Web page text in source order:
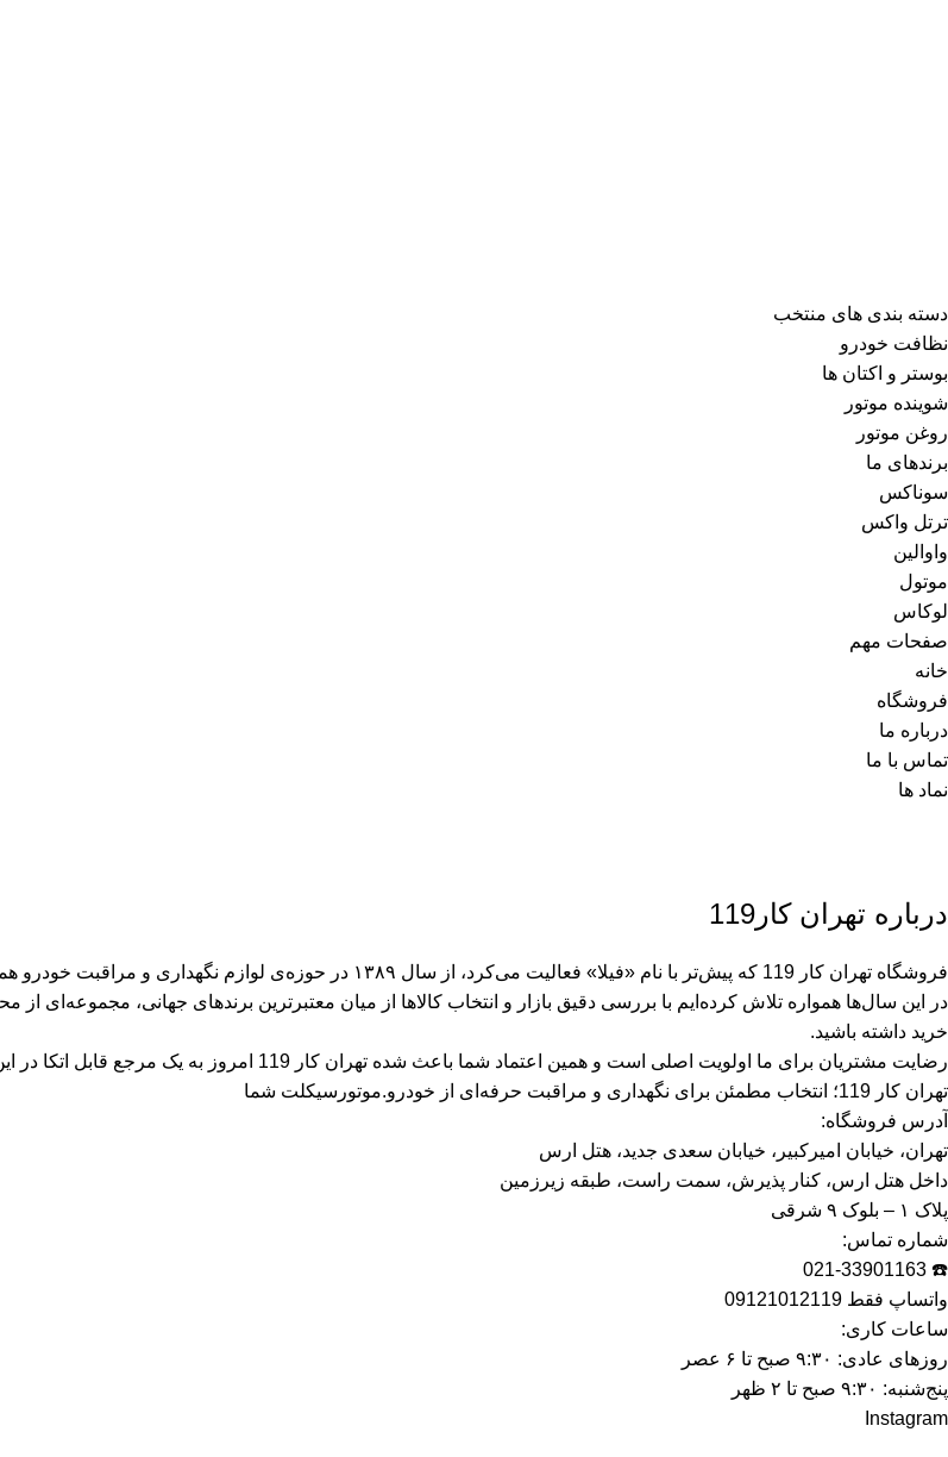
دسته بندی های منتخب
نظافت خودرو
بوستر و اکتان ها
شوینده موتور
روغن موتور
برندهای ما
سوناکس
ترتل واکس
واوالین
موتول
لوکاس
صفحات مهم
خانه
فروشگاه
درباره ما
تماس با ما
نماد ها
درباره تهران کار119
فروشگاه تهران کار 119 که پیش‌تر با نام «فیلا» فعالیت می‌کرد، از سال ۱۳۸۹ در حوزه‌ی لوازم نگهداری و مراقبت خودرو همراه مشتریان بوده است.
در این سال‌ها همواره تلاش کرده‌ایم با بررسی دقیق بازار و انتخاب کالاها از میان معتبرترین برندهای جهانی، مجموعه‌ای
خرید داشته باشید.
رضایت مشتریان برای ما اولویت اصلی است و همین اعتماد شما باعث شده تهران کار 119 امروز به یک مرجع قابل اتکا در این حوزه تبدیل شود.
تهران کار 119؛ انتخاب مطمئن برای نگهداری و مراقبت حرفه‌ای از خودرو.موتورسیکلت شما
آدرس فروشگاه:
تهران، خیابان امیرکبیر، خیابان سعدی جدید، هتل ارس
داخل هتل ارس، کنار پذیرش، سمت راست، طبقه زیرزمین
پلاک ۱ – بلوک ۹ شرقی
شماره تماس:
☎️ 021-33901163
واتساپ فقط 09121012119
ساعات کاری:
روزهای عادی: ۹:۳۰ صبح تا ۶ عصر
پنج‌شنبه: ۹:۳۰ صبح تا ۲ ظهر
Instagram